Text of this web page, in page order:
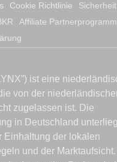
Cookie Richtlinie Sicherheit
Affiliate Partnerprogramm